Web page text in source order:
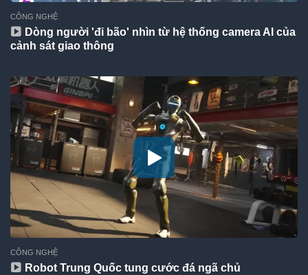
CÔNG NGHỆ
Dòng người 'đi bão' nhìn từ hệ thống camera AI của
cảnh sát giao thông
CÔNG NGHỆ
Robot Trung Quốc tung cước đá ngã chủ